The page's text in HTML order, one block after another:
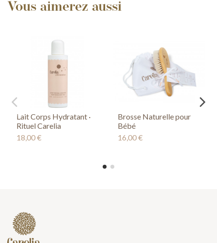
Vous aimerez aussi
Lait Corps Hydratant ·
Rituel Carelia
18,00 €
Brosse Naturelle pour
Bébé
16,00 €